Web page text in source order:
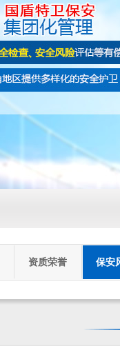
资质荣誉 保安